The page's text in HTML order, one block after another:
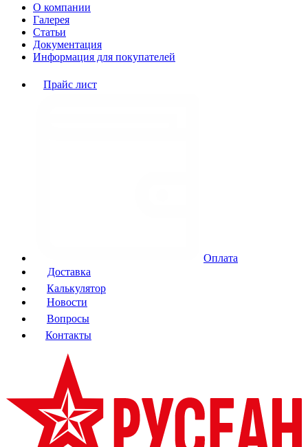
О компании
Галерея
Статьи
Документация
Информация для покупателей
Прайс лист
Оплата
Доставка
Калькулятор
Новости
Вопросы
Контакты